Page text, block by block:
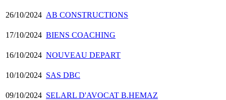
26/10/2024 AB CONSTRUCTIONS
17/10/2024 BIENS COACHING
16/10/2024 NOUVEAU DEPART
10/10/2024 SAS DBC
09/10/2024 SELARL D'AVOCAT B.HEMAZ